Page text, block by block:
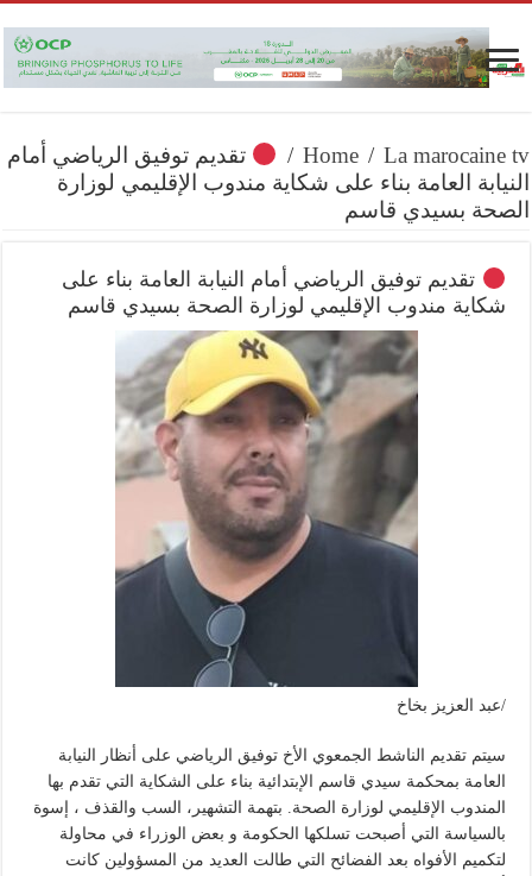
Home / La marocaine tv
/
تقديم توفيق الرياضي أمام
النيابة العامة بناء على شكاية مندوب الإقليمي لوزارة
الصحة بسيدي قاسم
تقديم توفيق الرياضي أمام النيابة العامة بناء على
شكاية مندوب الإقليمي لوزارة الصحة بسيدي قاسم
/عبد العزيز بخاخ
سيتم تقديم الناشط الجمعوي الأخ توفيق الرياضي على أنظار النيابة
العامة بمحكمة سيدي قاسم الإبتدائية بناء على الشكاية التي تقدم بها
المندوب الإقليمي لوزارة الصحة. بتهمة التشهير، السب والقذف ، إسوة
بالسياسة التي أصبحت تسلكها الحكومة و بعض الوزراء في محاولة
لتكميم الأفواه بعد الفضائح التي طالت العديد من المسؤولين كانت